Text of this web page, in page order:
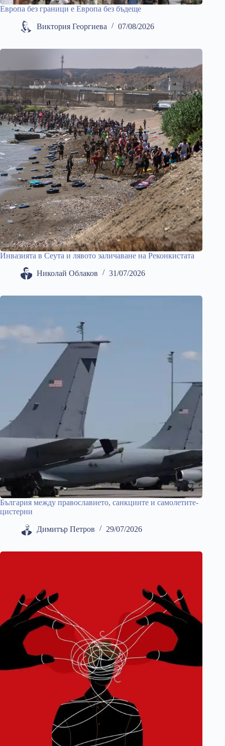
Европа без граници е Европа без бъдеще
Виктория Георгиева 07/08/2026
Инвазията в Сеута и лявото заличаване на Реконкистата
Николай Облаков 31/07/2026
България между православието, санкциите и самолетите-
цистерни
Димитър Петров 29/07/2026